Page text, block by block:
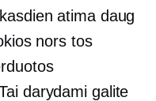
atima daug
nors tos
darydami galite